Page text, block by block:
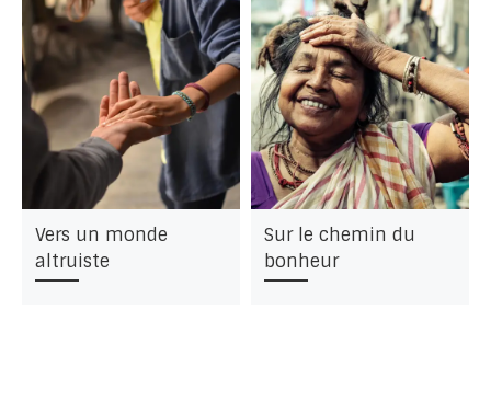
Vers un monde
altruiste
Sur le chemin du
bonheur